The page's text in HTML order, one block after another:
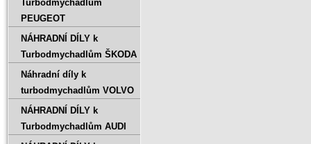
Turbodmychadlům
PEUGEOT
NÁHRADNÍ DÍLY k
Turbodmychadlům ŠKODA
Náhradní díly k
turbodmychadlům VOLVO
NÁHRADNÍ DÍLY k
Turbodmychadlům AUDI